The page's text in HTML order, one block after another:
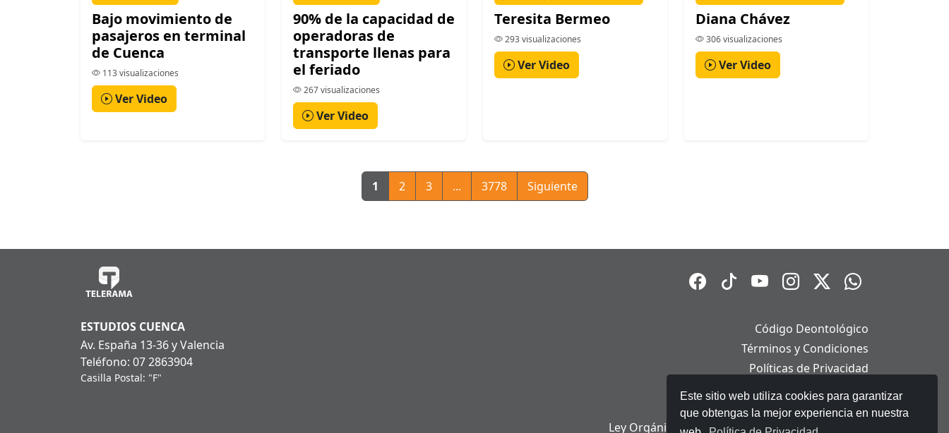
Este sitio web utiliza cookies para garantizar
que obtengas la mejor experiencia en nuestra
Bajo movimiento de
pasajeros en terminal
de Cuenca
113 visualizaciones
Ver Video
90% de la capacidad de
operadoras de
transporte llenas para
el feriado
267 visualizaciones
Ver Video
Teresita Bermeo
293 visualizaciones
Ver Video
Diana Chávez
306 visualizaciones
Ver Video
1 2 3 ... 3778 Siguiente
ESTUDIOS CUENCA
Av. España 13-36 y Valencia
Teléfono: 07 2863904
Casilla Postal: "F"
Código Deontológico
Términos y Condiciones
Políticas de Privacidad
Políticas de Cookies
Aviso Legal
Ley Orgánica de Protección de Datos Personales